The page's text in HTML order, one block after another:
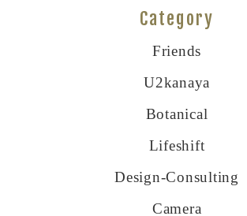
Category
Friends
U2kanaya
Botanical
Lifeshift
Design-Consulting
Camera